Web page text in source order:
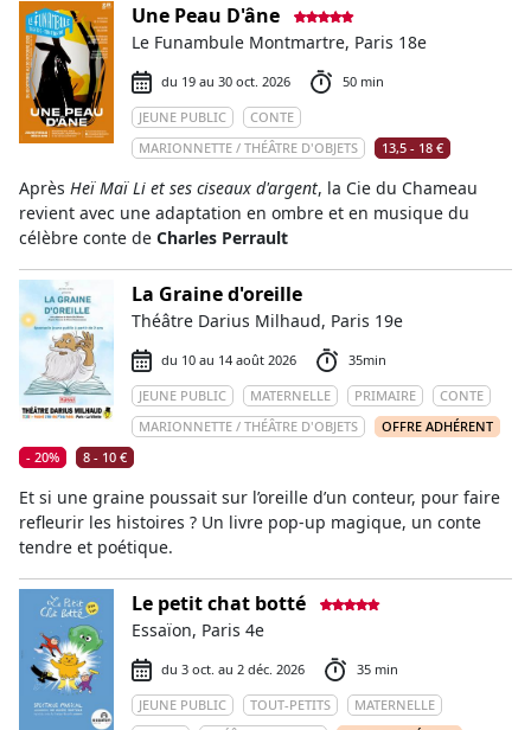
Une Peau D'âne
Le Funambule Montmartre, Paris 18e
du 19 au 30 oct. 2026
50 min
JEUNE PUBLIC
CONTE
MARIONNETTE / THÉÂTRE D'OBJETS
13,5 - 18 €
Après Heï Maï Li et ses ciseaux d'argent, la Cie du Chameau
revient avec une adaptation en ombre et en musique du
célèbre conte de Charles Perrault
La Graine d'oreille
Théâtre Darius Milhaud, Paris 19e
du 10 au 14 août 2026
35min
JEUNE PUBLIC
MATERNELLE PRIMAIRE
CONTE
MARIONNETTE / THÉÂTRE D'OBJETS
OFFRE ADHÉRENT
- 20%
8 - 10 €
Et si une graine poussait sur l’oreille d’un conteur, pour faire
refleurir les histoires ? Un livre pop-up magique, un conte
tendre et poétique.
Le petit chat botté
Essaïon, Paris 4e
du 3 oct. au 2 déc. 2026
35 min
JEUNE PUBLIC
TOUT-PETITS
MATERNELLE